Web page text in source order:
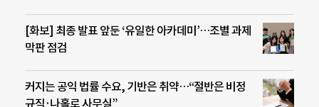
[화보] 최종 발표 앞둔 ‘유일한 아카데미’…조별 과제
막판 점검
커지는 공익 법률 수요, 기반은 취약…“절반은 비정
규직·나홀로 사무실”